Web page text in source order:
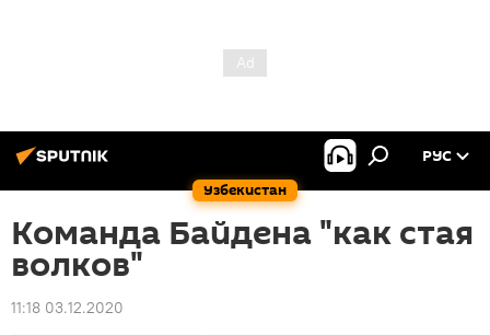
Узбекистан
РУС
Команда Байдена "как стая
волков"
11:18 03.12.2020